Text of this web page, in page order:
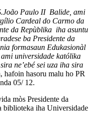
Paulo II Balide, ami
Cardeal do Carmo da
da Repùblika iha asuntu
ba Presidente da
formasaun Edukasionàl
universidade katólika
ne’ebé sei uza iha sira
hafoin hasoru malu ho PR
05/ 12.
mòs Presidente da
biblioteka iha Universidade